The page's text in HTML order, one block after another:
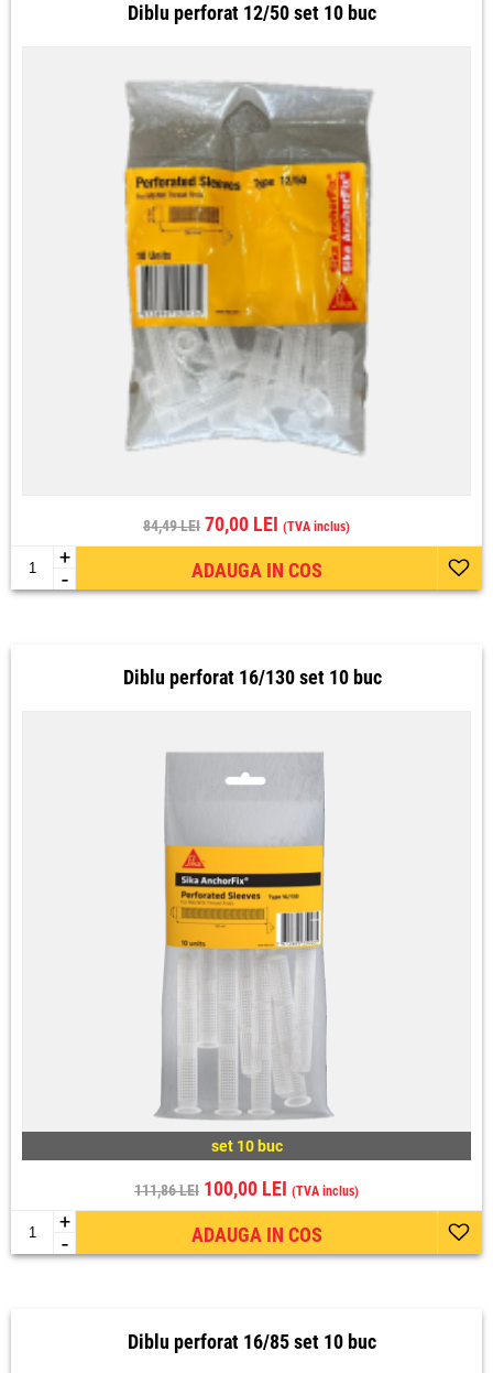
Diblu perforat 12/50 set 10 buc
84,49 LEI 70,00 LEI (TVA inclus)
+
- ADAUGA IN COS
Diblu perforat 16/130 set 10 buc
set 10 buc
111,86 LEI 100,00 LEI (TVA inclus)
+
- ADAUGA IN COS
Diblu perforat 16/85 set 10 buc